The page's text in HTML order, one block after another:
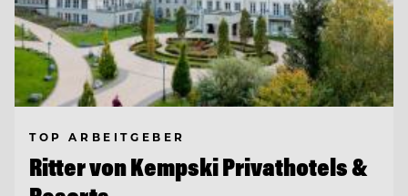
TOP ARBEITGEBER
Ritter von Kempski Privathotels &